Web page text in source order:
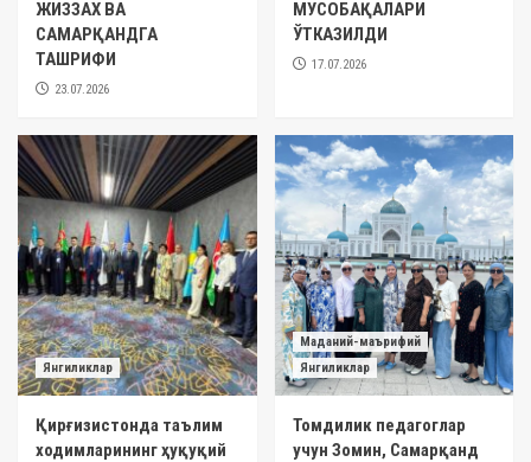
ЖИЗЗАХ ВА
САМАРҚАНДГА
ТАШРИФИ
23.07.2026
МУСОБАҚАЛАРИ
ЎТКАЗИЛДИ
17.07.2026
Янгиликлар
Қирғизистонда таълим
ходимларининг ҳуқуқий
Маданий-маърифий
Янгиликлар
Томдилик педагоглар
учун Зомин, Самарқанд